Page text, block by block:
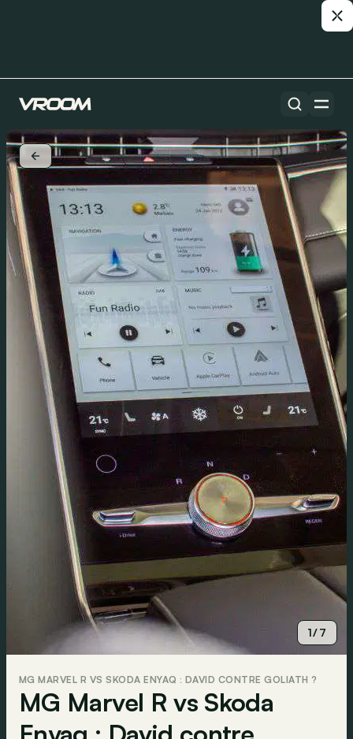
1/7
MG MARVEL R VS SKODA ENYAQ : DAVID CONTRE GOLIATH ?
MG Marvel R vs Skoda